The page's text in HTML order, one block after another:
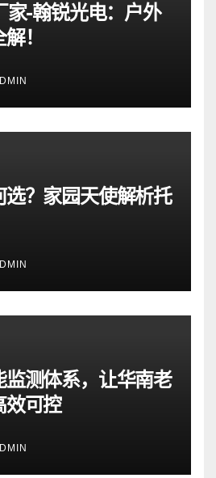
家-翰锐光电：户外
！
？家园天使解析托
监测体系，让华南老
效可控